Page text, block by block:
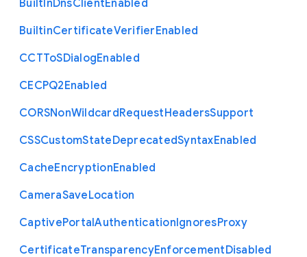
BuiltInDnsClientEnabled
BuiltinCertificateVerifierEnabled
CCTToSDialogEnabled
CECPQ2Enabled
CORSNonWildcardRequestHeadersSupport
CSSCustomStateDeprecatedSyntaxEnabled
CacheEncryptionEnabled
CameraSaveLocation
CaptivePortalAuthenticationIgnoresProxy
CertificateTransparencyEnforcementDisabled